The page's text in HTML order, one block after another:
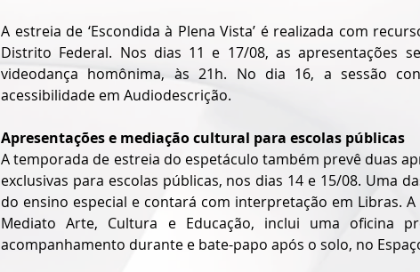
A estreia de ‘Escondida à Plena Vista’ é realizada com
Distrito Federal. Nos dias 11 e 17/08, as apresentações
videodança homônima, às 21h. No dia 16, a sessão
acessibilidade em Audiodescrição.
Apresentações e mediação cultural para escolas públicas
A temporada de estreia do espetáculo também prevê duas
exclusivas para escolas públicas, nos dias 14 e 15/08. Uma
do ensino especial e contará com interpretação em Libras.
Mediato Arte, Cultura e Educação, inclui uma oficina
acompanhamento durante e bate-papo após o solo, no